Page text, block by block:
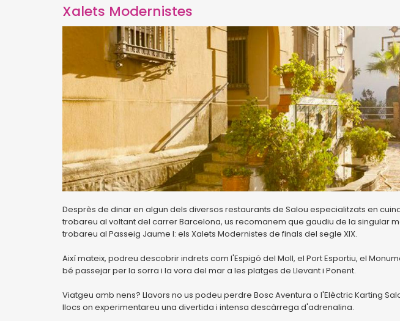
Xalets Modernistes
Desprès de dinar en algun dels diversos restaurants de Salou especialitzats en
trobareu al voltant del carrer Barcelona, us recomanem que gaudiu de la singular
trobareu al Passeig Jaume I: els Xalets Modernistes de finals del segle XIX.
Així mateix, podreu descobrir indrets com l'Espigó del Moll, el Port Esportiu, el
bé passejar per la sorra i la vora del mar a les platges de Llevant i Ponent.
Viatgeu amb nens? Llavors no us podeu perdre Bosc Aventura o l'Elèctric Karting
llocs on experimentareu una divertida i intensa descàrrega d'adrenalina.